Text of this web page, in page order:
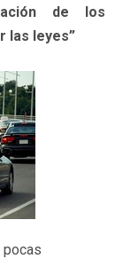
de los
las leyes”
pocas